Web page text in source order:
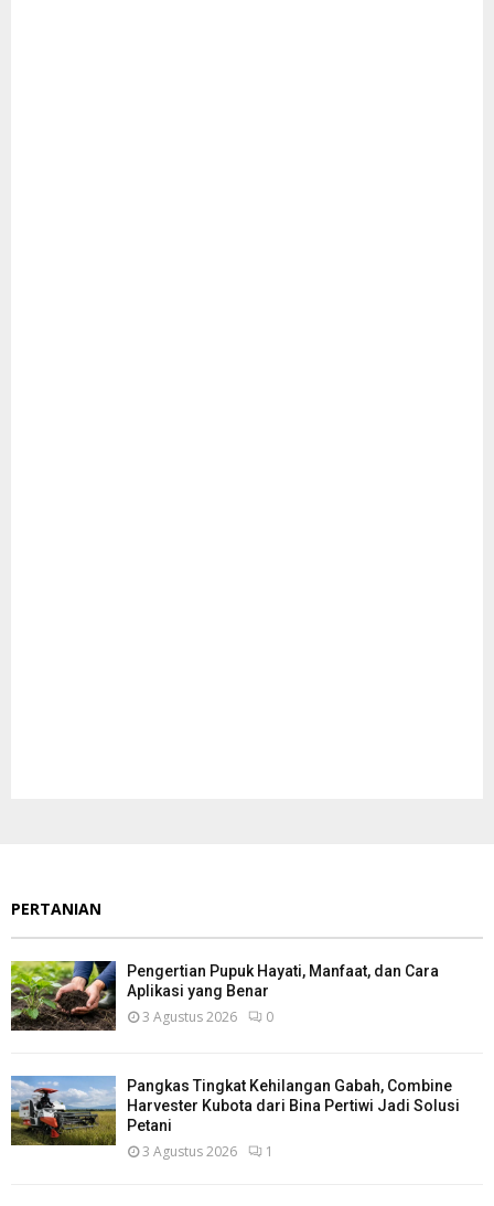
PERTANIAN
Pengertian Pupuk Hayati, Manfaat, dan Cara
Aplikasi yang Benar
3 Agustus 2026 0
Pangkas Tingkat Kehilangan Gabah, Combine
Harvester Kubota dari Bina Pertiwi Jadi Solusi
Petani
3 Agustus 2026 1